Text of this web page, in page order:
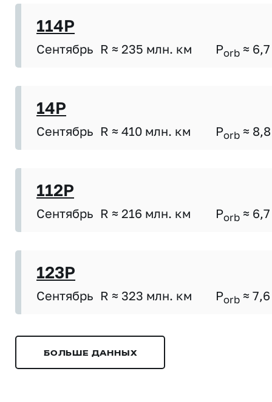
114P
Сентябрь R ≈ 235 млн. км Porb ≈ 6,7
14P
Сентябрь R ≈ 410 млн. км Porb ≈ 8,8
112P
Сентябрь R ≈ 216 млн. км Porb ≈ 6,7
123P
Сентябрь R ≈ 323 млн. км Porb ≈ 7,6
БОЛЬШЕ ДАННЫХ